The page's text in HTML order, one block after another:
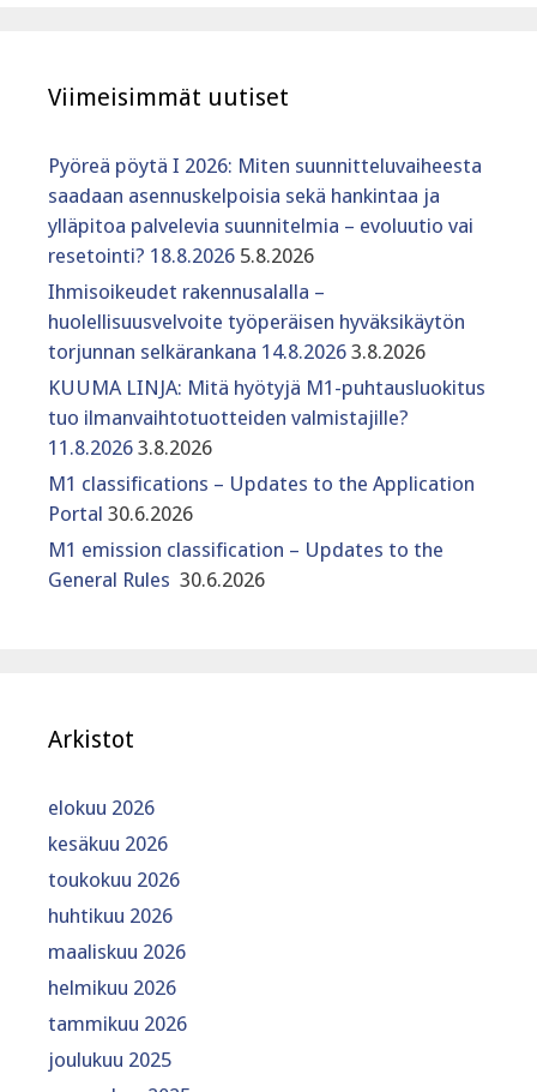
Viimeisimmät uutiset
Pyöreä pöytä I 2026: Miten suunnitteluvaiheesta
saadaan asennuskelpoisia sekä hankintaa ja
ylläpitoa palvelevia suunnitelmia – evoluutio vai
resetointi? 18.8.2026 5.8.2026
Ihmisoikeudet rakennusalalla –
huolellisuusvelvoite työperäisen hyväksikäytön
torjunnan selkärankana 14.8.2026 3.8.2026
KUUMA LINJA: Mitä hyötyjä M1-puhtausluokitus
tuo ilmanvaihtotuotteiden valmistajille?
11.8.2026 3.8.2026
M1 classifications – Updates to the Application
Portal 30.6.2026
M1 emission classification – Updates to the
General Rules 30.6.2026
Arkistot
elokuu 2026
kesäkuu 2026
toukokuu 2026
huhtikuu 2026
maaliskuu 2026
helmikuu 2026
tammikuu 2026
joulukuu 2025